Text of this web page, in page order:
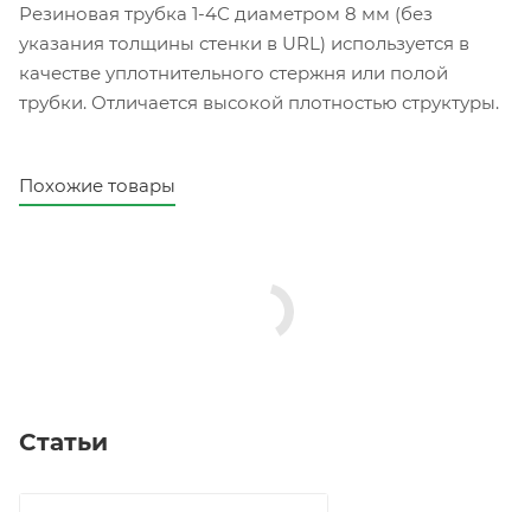
Резиновая трубка 1-4С диаметром 8 мм (без
указания толщины стенки в URL) используется в
качестве уплотнительного стержня или полой
трубки. Отличается высокой плотностью структуры.
Похожие товары
Статьи